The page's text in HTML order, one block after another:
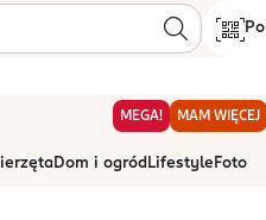
MEGA! MAM WIĘCEJ
Dom i ogród Lifestyle Foto